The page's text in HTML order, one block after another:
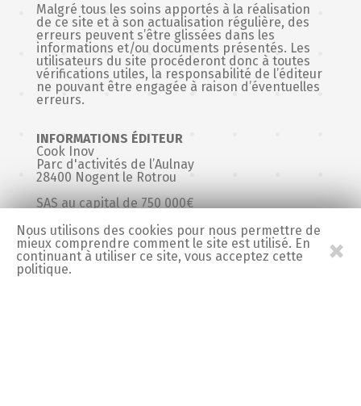
Malgré tous les soins apportés à la réalisation
de ce site et à son actualisation régulière, des
erreurs peuvent s’être glissées dans les
informations et/ou documents présentés. Les
utilisateurs du site procéderont donc à toutes
vérifications utiles, la responsabilité de l’éditeur
ne pouvant être engagée à raison d’éventuelles
erreurs.
INFORMATIONS ÉDITEUR
Cook Inov
Parc d'activités de l’Aulnay
28400 Nogent le Rotrou
SAS au capital de 750 000€
Directeur de la publication : Alexandra Elie
DROIT D’AUTEUR
La présentation et le contenu de ce site
constituent ensemble une oeuvre protégée par
Nous utilisons des cookies pour nous permettre de
mieux comprendre comment le site est utilisé. En
continuant à utiliser ce site, vous acceptez cette
politique.
×